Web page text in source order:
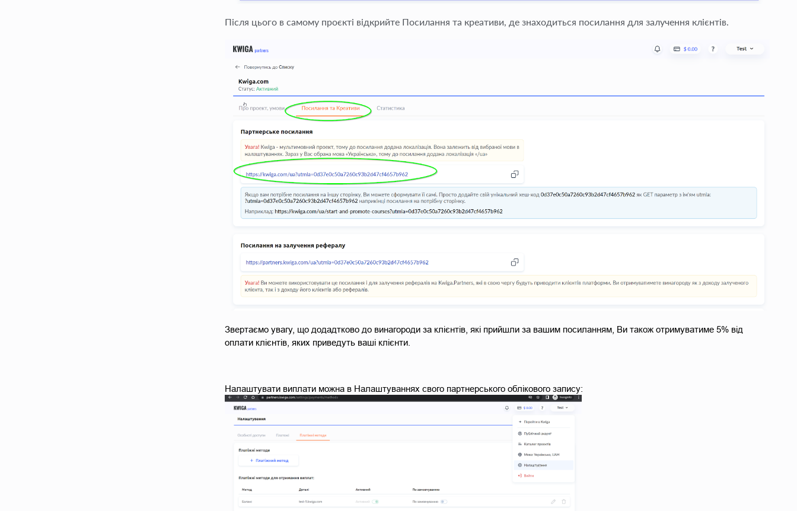
Після цього в самому проєкті відкрийте Посилання та креативи, де знаходиться посилання для залучення клієнтів.
Звертаємо увагу, що додадтково до винагороди за клієнтів, які прийшли за вашим посиланням, Ви також отримуватиме 5% від
оплати клієнтів, яких приведуть ваші клієнти.
Налаштувати виплати можна в Налаштуваннях свого партнерського облікового запису: